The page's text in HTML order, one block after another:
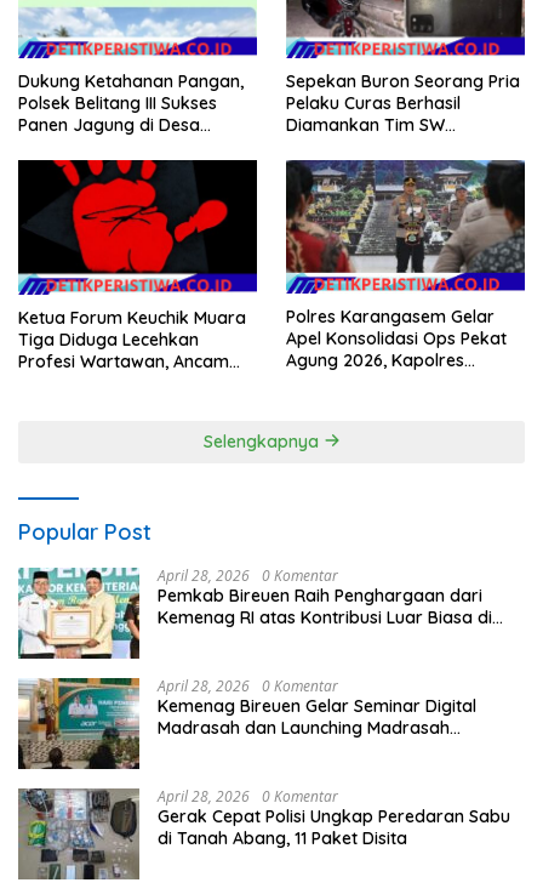
Dukung Ketahanan Pangan,
Polsek Belitang III Sukses
Panen Jagung di Desa
Sepekan Buron Seorang Pria
Pelaku Curas Berhasil
Diamankan Tim SW
Ketua Forum Keuchik Muara
Tiga Diduga Lecehkan
Profesi Wartawan, Ancam
Polres Karangasem Gelar
Apel Konsolidasi Ops Pekat
Agung 2026, Kapolres
Selengkapnya
Popular Post
April 28, 2026 0 Komentar
Pemkab Bireuen Raih Penghargaan dari
Kemenag RI atas Kontribusi Luar Biasa di
April 28, 2026 0 Komentar
Kemenag Bireuen Gelar Seminar Digital
Madrasah dan Launching Madrasah
April 28, 2026 0 Komentar
Gerak Cepat Polisi Ungkap Peredaran Sabu
di Tanah Abang, 11 Paket Disita